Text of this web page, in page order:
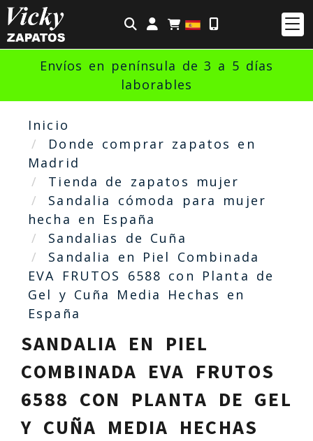
Identifícate
Envíos en península de 3 a 5 días
laborables
Inicio
Donde comprar zapatos en
Madrid
Tienda de zapatos mujer
Sandalia cómoda para mujer
hecha en España
Sandalias de Cuña
Sandalia en Piel Combinada
EVA FRUTOS 6588 con Planta de
Gel y Cuña Media Hechas en
España
SANDALIA EN PIEL
COMBINADA EVA FRUTOS
6588 CON PLANTA DE GEL
Y CUÑA MEDIA HECHAS